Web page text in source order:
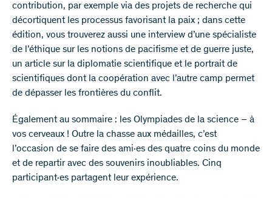
contribution, par exemple via des projets de recherche qui
décortiquent les processus favorisant la paix ; dans cette
édition, vous trouverez aussi une interview d’une spécialiste
de l’éthique sur les notions de pacifisme et de guerre juste,
un article sur la diplomatie scientifique et le portrait de
scientifiques dont la coopération avec l’autre camp permet
de dépasser les frontières du conflit.
Également au sommaire : les Olympiades de la science – à
vos cerveaux ! Outre la chasse aux médailles, c’est
l’occasion de se faire des ami·es des quatre coins du monde
et de repartir avec des souvenirs inoubliables. Cinq
participant·es partagent leur expérience.